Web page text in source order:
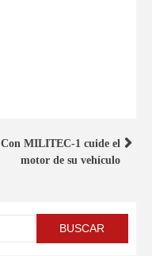
Con MILITEC-1 cuide el
motor de su vehículo